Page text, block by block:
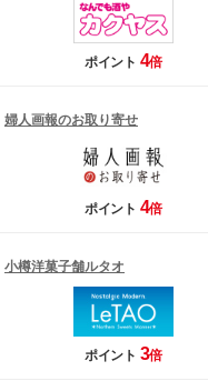
ポイント 4倍
婦人画報のお取り寄せ
ポイント 4倍
小樽洋菓子舗ルタオ
ポイント 3倍